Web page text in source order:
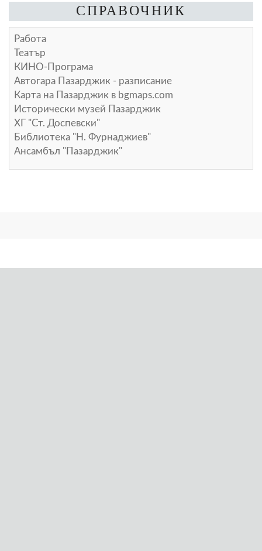
СПРАВОЧНИК
Работа
Театър
КИНО-Програма
Автогара Пазарджик - разписание
Карта на Пазарджик в bgmaps.com
Исторически музей Пазарджик
ХГ "Ст. Доспевски"
Библиотека "Н. Фурнаджиев"
Ансамбъл "Пазарджик"